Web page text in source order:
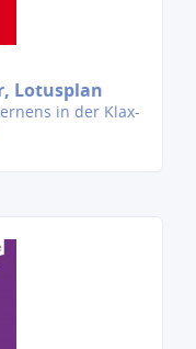
Lotusplan
in der Klax-